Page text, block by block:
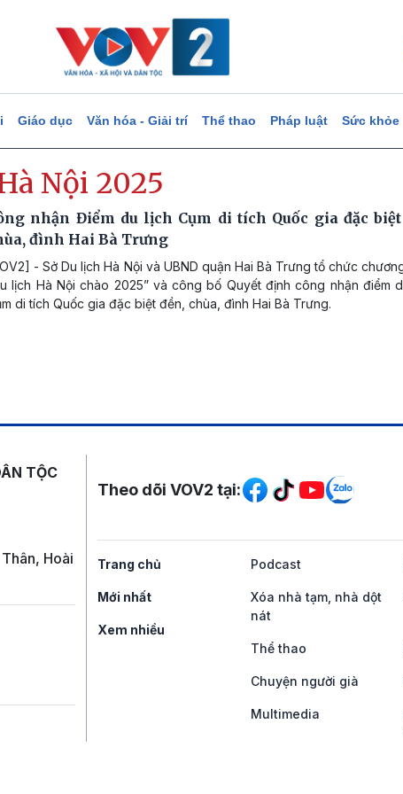
Giáo dục Văn hóa - Giải trí Thể thao Pháp luật Sức khỏe
Nội 2025
nhận Điểm du lịch Cụm di tích Quốc gia đặc biệt
đình Hai Bà Trưng
- Sở Du lịch Hà Nội và UBND quận Hai Bà Trưng tổ chức
lịch Hà Nội chào 2025” và công bố Quyết định công nhận điểm
di tích Quốc gia đặc biệt đền, chùa, đình Hai Bà Trưng.
TỘC
Hoài
Mạng xã hội
Theo dõi VOV2 tại:
Trang chủ
Mới nhất
Xem nhiều
Podcast
Xóa nhà tạm, nhà dột
nát
Thể thao
Chuyện người già
Multimedia